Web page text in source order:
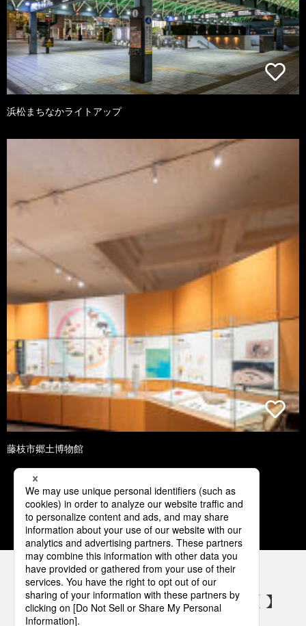
浜松まちなかライトアップ
藤枝市郷土博物館
1 2 3 4 5
パナソニックの電気設備 SNSアカウント